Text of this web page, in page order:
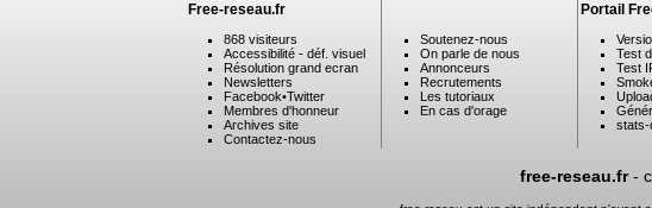
Free-reseau.fr
868 visiteurs
Accessibilité - déf. visuel
Résolution grand ecran
Newsletters
Facebook•Twitter
Membres d'honneur
Archives site
Contactez-nous
Soutenez-nous
On parle de nous
Annonceurs
Recrutements
Les tutoriaux
En cas d'orage
Portail
Test
Test
stats-
free-reseau.fr-